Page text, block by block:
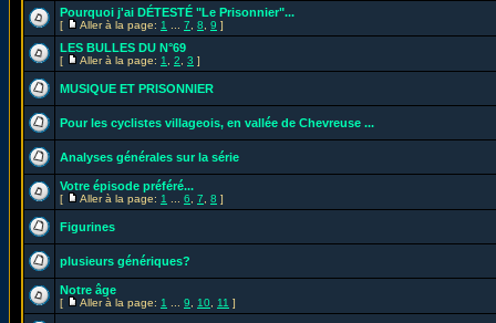
Pourquoi j'ai DÉTESTÉ "Le Prisonnier"...
[ Aller à la page: 1 7 8 9 ]
LES BULLES DU N°69
[ Aller à la page: 1 2 3 ]
MUSIQUE ET PRISONNIER
Pour les cyclistes villageois, en vallée de Chevreuse ...
Analyses générales sur la série
Votre épisode préféré...
[ Aller à la page: 1 6 7 8 ]
Figurines
plusieurs génériques?
Notre âge
[ Aller à la page: 1 9 10 11 ]